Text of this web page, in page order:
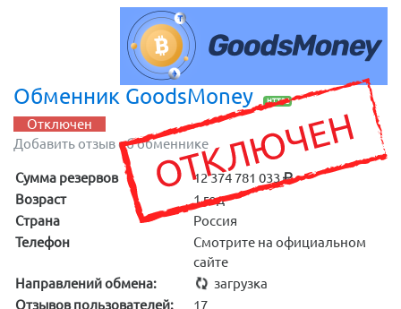
Обменник GoodsMoney HTTPS
Отключен
Добавить отзыв об обменнике
Сумма резервов
12 374 781 033
Возраст
1 год
Страна
Россия
Телефон
Смотрите на официальном
сайте
Направлений обмена:
загрузка
Отзывов пользователей:
17